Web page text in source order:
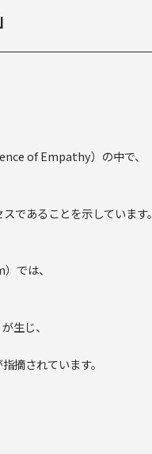
of Empathy）の中で、
であることを示しています。
では、
生じ、
摘されています。